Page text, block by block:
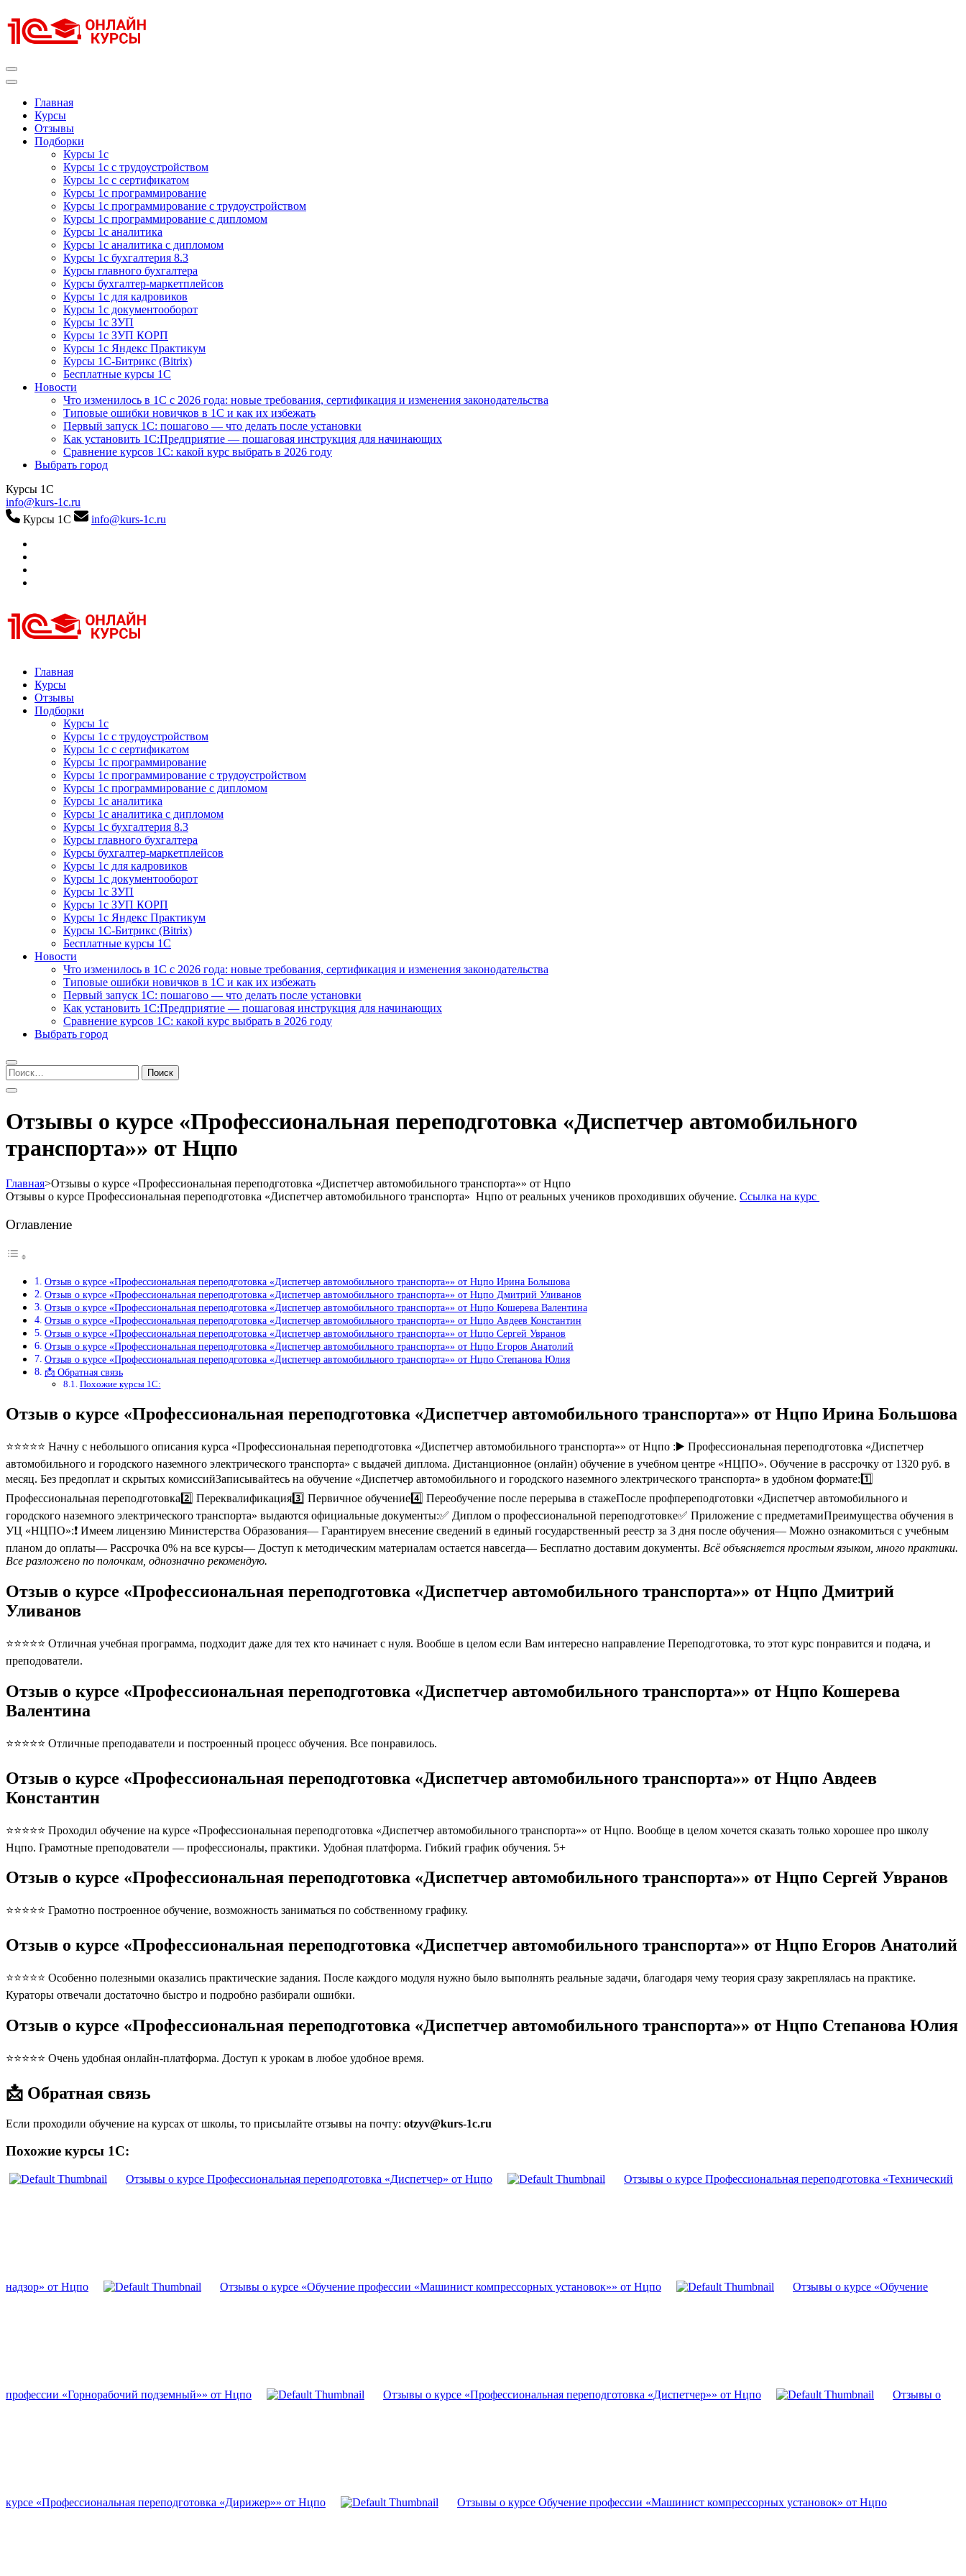
к
содержимому
Главная
Курсы
Отзывы
Подборки
Курсы 1с
Курсы 1с с трудоустройством
Курсы 1с с сертификатом
Курсы 1с программирование
Курсы 1с программирование с трудоустройством
Курсы 1с программирование с дипломом
Курсы 1с аналитика
Курсы 1с аналитика с дипломом
Курсы 1с бухгалтерия 8.3
Курсы главного бухгалтера
Курсы бухгалтер-маркетплейсов
Курсы 1с для кадровиков
Курсы 1с документооборот
Курсы 1с ЗУП
Курсы 1с ЗУП КОРП
Курсы 1с Яндекс Практикум
Курсы 1С-Битрикс (Bitrix)
Бесплатные курсы 1С
Новости
Что изменилось в 1С с 2026 года: новые требования, сертификация и изменения законодательства
Типовые ошибки новичков в 1С и как их избежать
Первый запуск 1С: пошагово — что делать после установки
Как установить 1С:Предприятие — пошаговая инструкция для начинающих
Сравнение курсов 1С: какой курс выбрать в 2026 году
Выбрать город
Курсы 1С
info@kurs-1c.ru
Курсы 1С
info@kurs-1c.ru
Курсы 1С
Курсы 1С официальная сертификация
Главная
Курсы
Отзывы
Подборки
Курсы 1с
Курсы 1с с трудоустройством
Курсы 1с с сертификатом
Курсы 1с программирование
Курсы 1с программирование с трудоустройством
Курсы 1с программирование с дипломом
Курсы 1с аналитика
Курсы 1с аналитика с дипломом
Курсы 1с бухгалтерия 8.3
Курсы главного бухгалтера
Курсы бухгалтер-маркетплейсов
Курсы 1с для кадровиков
Курсы 1с документооборот
Курсы 1с ЗУП
Курсы 1с ЗУП КОРП
Курсы 1с Яндекс Практикум
Курсы 1С-Битрикс (Bitrix)
Бесплатные курсы 1С
Новости
Что изменилось в 1С с 2026 года: новые требования, сертификация и изменения законодательства
Типовые ошибки новичков в 1С и как их избежать
Первый запуск 1С: пошагово — что делать после установки
Как установить 1С:Предприятие — пошаговая инструкция для начинающих
Сравнение курсов 1С: какой курс выбрать в 2026 году
Выбрать город
Найти:
Отзывы о курсе «Профессиональная переподготовка «Диспетчер автомобильного
транспорта»» от Нцпо
Главная>Отзывы о курсе «Профессиональная переподготовка «Диспетчер автомобильного транспорта»» от Нцпо
Отзывы о курсе Профессиональная переподготовка «Диспетчер автомобильного транспорта» Нцпо от реальных учеников проходивших обучение. Ссылка на курс
Оглавление
Отзыв о курсе «Профессиональная переподготовка «Диспетчер автомобильного транспорта»» от Нцпо Ирина Большова
Отзыв о курсе «Профессиональная переподготовка «Диспетчер автомобильного транспорта»» от Нцпо Дмитрий Уливанов
Отзыв о курсе «Профессиональная переподготовка «Диспетчер автомобильного транспорта»» от Нцпо Кошерева Валентина
Отзыв о курсе «Профессиональная переподготовка «Диспетчер автомобильного транспорта»» от Нцпо Авдеев Константин
Отзыв о курсе «Профессиональная переподготовка «Диспетчер автомобильного транспорта»» от Нцпо Сергей Увранов
Отзыв о курсе «Профессиональная переподготовка «Диспетчер автомобильного транспорта»» от Нцпо Егоров Анатолий
Отзыв о курсе «Профессиональная переподготовка «Диспетчер автомобильного транспорта»» от Нцпо Степанова Юлия
📩 Обратная связь
Похожие курсы 1С:
Отзыв о курсе «Профессиональная переподготовка «Диспетчер автомобильного транспорта»» от Нцпо Ирина Большова
⭐⭐⭐⭐⭐ Начну с небольшого описания курса «Профессиональная переподготовка «Диспетчер автомобильного транспорта»» от Нцпо :▶️ Профессиональная переподготовка «Диспетчер
автомобильного и городского наземного электрического транспорта» с выдачей диплома. Дистанционное (онлайн) обучение в учебном центре «НЦПО». Обучение в рассрочку от 1320 руб. в
месяц. Без предоплат и скрытых комиссийЗаписывайтесь на обучение «Диспетчер автомобильного и городского наземного электрического транспорта» в удобном формате:1️⃣
Профессиональная переподготовка2️⃣ Переквалификация3️⃣ Первичное обучение4️⃣ Переобучение после перерыва в стажеПосле профпереподготовки «Диспетчер автомобильного и
городского наземного электрического транспорта» выдаются официальные документы:✅ Диплом о профессиональной переподготовке✅ Приложение с предметамиПреимущества обучения в
УЦ «НЦПО»:❗️ Имеем лицензию Министерства Образования— Гарантируем внесение сведений в единый государственный реестр за 3 дня после обучения— Можно ознакомиться с учебным
планом до оплаты— Рассрочка 0% на все курсы— Доступ к методическим материалам остается навсегда— Бесплатно доставим документы. Всё объясняется простым языком, много практики.
Все разложено по полочкам, однозначно рекомендую.
Отзыв о курсе «Профессиональная переподготовка «Диспетчер автомобильного транспорта»» от Нцпо Дмитрий
Уливанов
⭐⭐⭐⭐⭐ Отличная учебная программа, подходит даже для тех кто начинает с нуля. Вообше в целом если Вам интересно направление Переподготовка, то этот курс понравится и подача, и
преподователи.
Отзыв о курсе «Профессиональная переподготовка «Диспетчер автомобильного транспорта»» от Нцпо Кошерева
Валентина
⭐⭐⭐⭐⭐ Отличные преподаватели и построенный процесс обучения. Все понравилось.
Отзыв о курсе «Профессиональная переподготовка «Диспетчер автомобильного транспорта»» от Нцпо Авдеев
Константин
⭐⭐⭐⭐⭐ Проходил обучение на курсе «Профессиональная переподготовка «Диспетчер автомобильного транспорта»» от Нцпо. Вообще в целом хочется сказать только хорошее про школу
Нцпо. Грамотные преподователи — профессионалы, практики. Удобная платформа. Гибкий график обучения. 5+
Отзыв о курсе «Профессиональная переподготовка «Диспетчер автомобильного транспорта»» от Нцпо Сергей Увранов
⭐⭐⭐⭐⭐ Грамотно построенное обучение, возможность заниматься по собственному графику.
Отзыв о курсе «Профессиональная переподготовка «Диспетчер автомобильного транспорта»» от Нцпо Егоров Анатолий
⭐⭐⭐⭐⭐ Особенно полезными оказались практические задания. После каждого модуля нужно было выполнять реальные задачи, благодаря чему теория сразу закреплялась на практике.
Кураторы отвечали достаточно быстро и подробно разбирали ошибки.
Отзыв о курсе «Профессиональная переподготовка «Диспетчер автомобильного транспорта»» от Нцпо Степанова Юлия
⭐⭐⭐⭐⭐ Очень удобная онлайн-платформа. Доступ к урокам в любое удобное время.
📩 Обратная связь
Если проходили обучение на курсах от школы, то присылайте отзывы на почту: otzyv@kurs-1c.ru
Похожие курсы 1С:
Отзывы о курсе Профессиональная переподготовка «Диспетчер» от Нцпо Отзывы о курсе Профессиональная переподготовка «Технический
надзор» от Нцпо Отзывы о курсе «Обучение профессии «Машинист компрессорных установок»» от Нцпо Отзывы о курсе «Обучение
профессии «Горнорабочий подземный»» от Нцпо Отзывы о курсе «Профессиональная переподготовка «Диспетчер»» от Нцпо Отзывы о
курсе «Профессиональная переподготовка «Дирижер»» от Нцпо Отзывы о курсе Обучение профессии «Машинист компрессорных установок» от Нцпо